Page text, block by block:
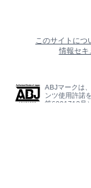
このサイトにつ
情報セキ
ABJマークは
ンツ使用許諾
第6091713号